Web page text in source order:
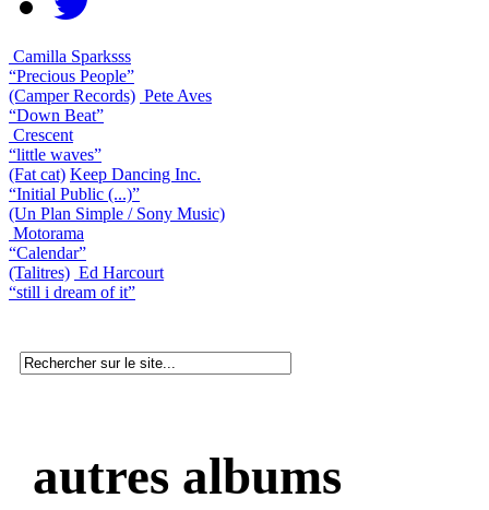
Camilla Sparksss
“Precious People”
(Camper Records) Pete Aves
“Down Beat”
Crescent
“little waves”
(Fat cat) Keep Dancing Inc.
“Initial Public (...)”
(Un Plan Simple / Sony Music)
Motorama
“Calendar”
(Talitres) Ed Harcourt
“still i dream of it”
autres albums